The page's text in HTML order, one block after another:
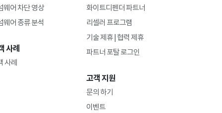
웨어 차단 영상
웨어 종류 분석
사례
사례
화이트디펜더 파트너
리셀러 프로그램
기술 제휴 | 협력 제휴
파트너 포탈 로그인
고객 지원
문의 하기
이벤트